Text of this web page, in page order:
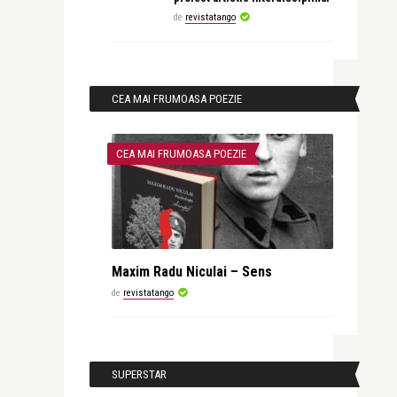
de revistatango
CEA MAI FRUMOASA POEZIE
CEA MAI FRUMOASA POEZIE
Maxim Radu Niculai – Sens
de revistatango
SUPERSTAR